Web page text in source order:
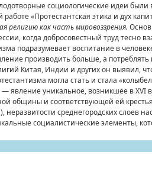
социологические идеи
работе «Протестантская этика и дух
рели­гию как часть мировоззрения.
когда добросовестный труд тесно
подразумевает воспитание в
производить больше, а
Китая, Индии и других он выя­вил,
могла стать и стала
явление уникаль­ное, возникшее в XVI
общины и соответствующей ей
неразвитости среднегородских слоев
социалис­тические элементы,